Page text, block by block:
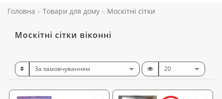
Головна Товари для дому Москітні сітки
Москітні сітки віконні